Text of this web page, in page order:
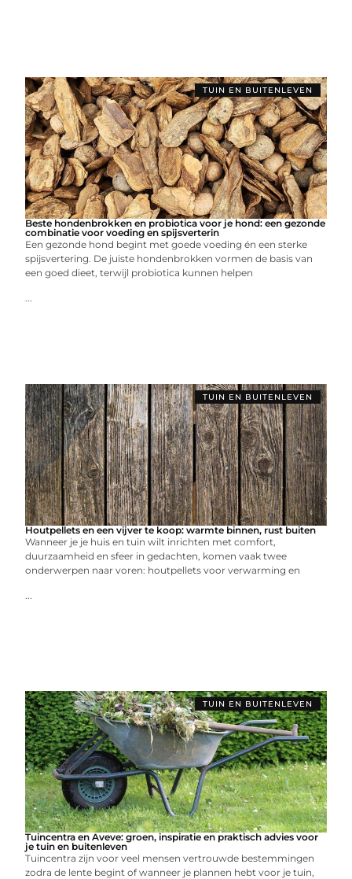
TUIN EN BUITENLEVEN
Beste hondenbrokken en probiotica voor je hond: een gezonde
combinatie voor voeding en spijsverterin
Een gezonde hond begint met goede voeding én een sterke
spijsvertering. De juiste hondenbrokken vormen de basis van
een goed dieet, terwijl probiotica kunnen helpen
...
TUIN EN BUITENLEVEN
Houtpellets en een vijver te koop: warmte binnen, rust buiten
Wanneer je je huis en tuin wilt inrichten met comfort,
duurzaamheid en sfeer in gedachten, komen vaak twee
onderwerpen naar voren: houtpellets voor verwarming en
...
TUIN EN BUITENLEVEN
Tuincentra en Aveve: groen, inspiratie en praktisch advies voor
je tuin en buitenleven
Tuincentra zijn voor veel mensen vertrouwde bestemmingen
zodra de lente begint of wanneer je plannen hebt voor je tuin,